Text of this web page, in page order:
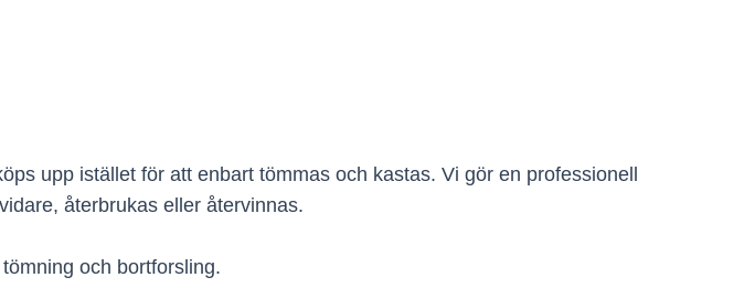
upp istället för att enbart tömmas och kastas. Vi gör en professionell
återbrukas eller återvinnas.
och bortforsling.